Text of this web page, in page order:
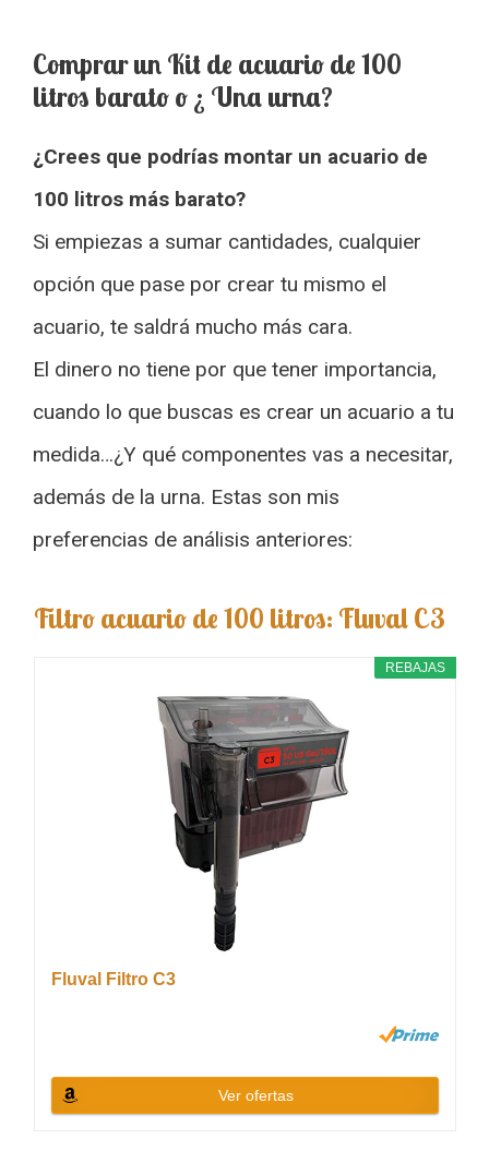
Comprar un Kit de acuario de 100
litros barato o ¿ Una urna?
¿Crees que podrías montar un acuario de
100 litros más barato?
Si empiezas a sumar cantidades, cualquier
opción que pase por crear tu mismo el
acuario, te saldrá mucho más cara.
El dinero no tiene por que tener importancia,
cuando lo que buscas es crear un acuario a tu
medida…¿Y qué componentes vas a necesitar,
además de la urna. Estas son mis
preferencias de análisis anteriores:
Filtro acuario de 100 litros: Fluval C3
REBAJAS
Fluval Filtro C3
Ver ofertas